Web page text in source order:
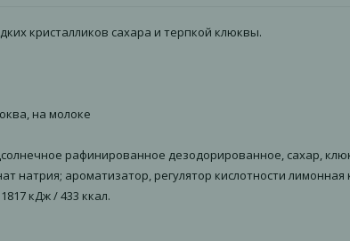
кристалликов сахара и терпкой клюквы.
на молоке
рафинированное дезодорированное, сахар,
ароматизатор, регулятор кислотности лимонная
кДж / 433 ккал.